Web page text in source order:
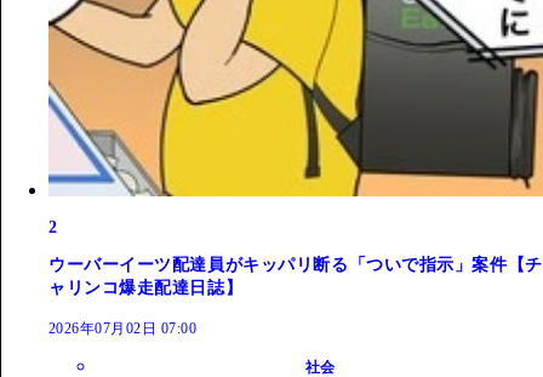
2
ウーバーイーツ配達員がキッパリ断る「ついで指示」案件【チ
ャリンコ爆走配達日誌】
2026年07月02日 07:00
社会